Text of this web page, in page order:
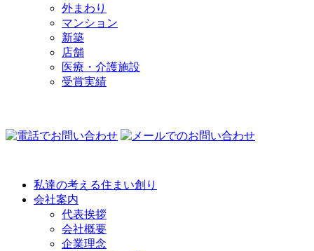
外まわり
マンション
新築
店舗
医療・介護施設
受賞実績
私達の考える住まい創り
会社案内
代表挨拶
会社概要
企業理念